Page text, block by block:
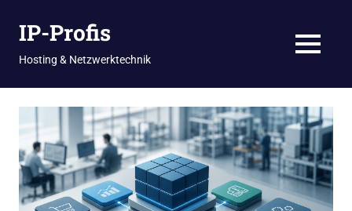
InhaltIP-Profis
Hosting & Netzwerktechnik MENU